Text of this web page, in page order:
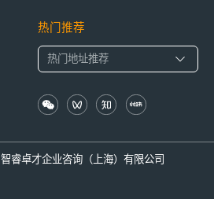
热门推荐
智睿卓才企业咨询（上海）有限公司